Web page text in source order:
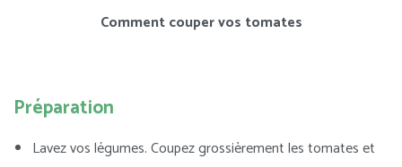
Comment couper vos tomates
Préparation
Lavez vos légumes. Coupez grossièrement les tomates et